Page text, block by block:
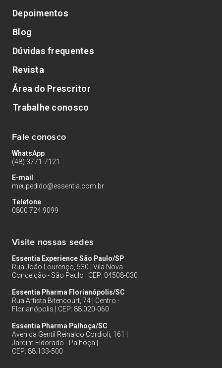
Depoimentos
Blog
Dúvidas frequentes
Revista
Área do Prescritor
Trabalhe conosco
Fale conosco
WhatsApp
(48) 3771-7121
E-mail
meupedido@essentia.com.br
Telefone
0800 724 9099
Visite nossas sedes
Essentia Experience São Paulo/SP
Rua João Lourenço, 530 | Vila Nova
Conceição - São Paulo | CEP: 04508-030
Essentia Pharma Florianópolis/SC
Rua Artista Bitencourt, 74 | Centro -
Florianópolis | CEP: 88.020-060
Essentia Pharma Palhoça/SC
Avenida Gentil Reinaldo Cordioli, 161 |
Jardim Eldorado - Palhoça |
CEP: 88.133-500